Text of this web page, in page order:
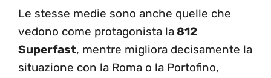
Le stesse medie sono anche quelle che
vedono come protagonista la 812
Superfast, mentre migliora decisamente la
situazione con la Roma o la Portofino,